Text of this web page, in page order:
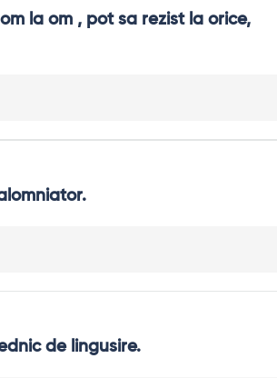
la om , pot sa rezist la orice,
de lingusire.